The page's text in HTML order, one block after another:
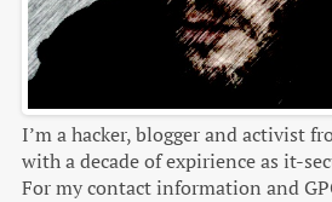
I’m a hacker, blogger and activist
with a decade of expirience as it-
For my contact information and